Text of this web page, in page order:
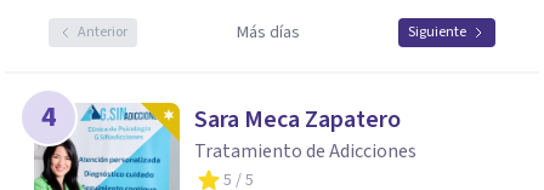
Anterior Más días Siguiente
4 Sara Meca Zapatero
Tratamiento de Adicciones
5 / 5